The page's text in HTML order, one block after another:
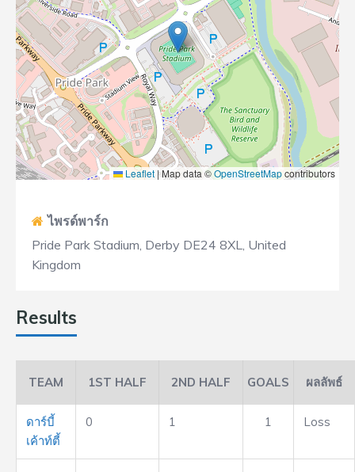
Leaflet |Map data ©OpenStreetMapcontributors
ไพรด์พาร์ก
Pride Park Stadium, Derby DE24 8XL, United
Kingdom
Results
TEAM 1ST HALF 2ND HALF GOALS ผลลัพธ์
ดาร์บี้
เค้าท์ตี้
0 1 1 Loss